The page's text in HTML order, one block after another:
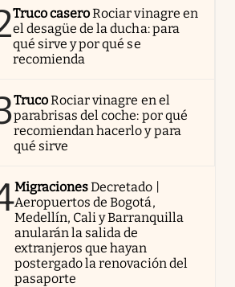
Truco caseroRociar vinagre en
el desagüe de la ducha: para
qué sirve y por qué se
recomienda
TrucoRociar vinagre en el
parabrisas del coche: por qué
recomiendan hacerlo y para
qué sirve
MigracionesDecretado |
Aeropuertos de Bogotá,
Medellín, Cali y Barranquilla
anularán la salida de
extranjeros que hayan
postergado la renovación del
pasaporte